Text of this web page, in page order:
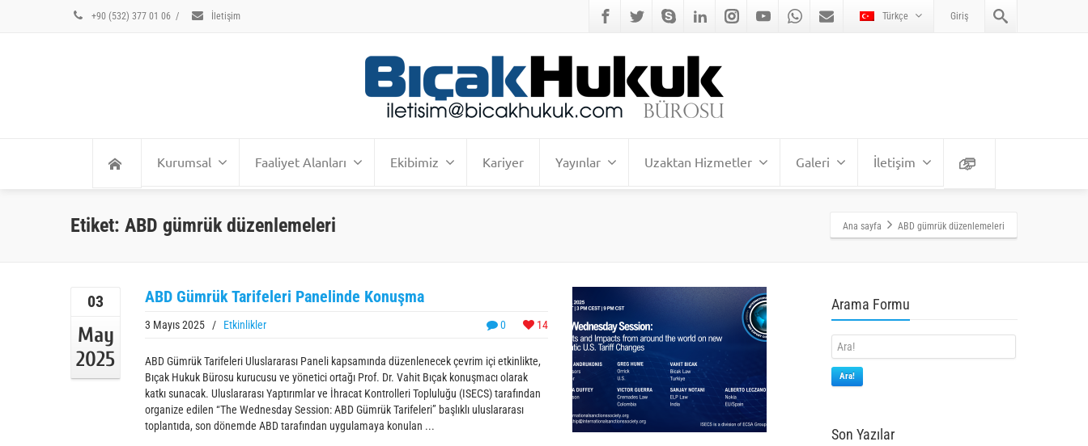
+90 (532) 377 01 06 / İletişim Türkçe Giriş
Kurumsal Faaliyet Alanları Ekibimiz Kariyer Yayınlar Uzaktan Hizmetler Galeri İletişim
Etiket: ABD gümrük düzenlemeleri Ana sayfa ABD gümrük düzenlemeleri
03
May
2025
ABD Gümrük Tarifeleri Panelinde Konuşma
0 14
3 Mayıs 2025 / Etkinlikler
ABD Gümrük Tarifeleri Uluslararası Paneli kapsamında düzenlenecek çevrim içi etkinlikte,
Bıçak Hukuk Bürosu kurucusu ve yönetici ortağı Prof. Dr. Vahit Bıçak konuşmacı olarak
katkı sunacak. Uluslararası Yaptırımlar ve İhracat Kontrolleri Topluluğu (ISECS) tarafından
organize edilen “The Wednesday Session: ABD Gümrük Tarifeleri” başlıklı uluslararası
toplantıda, son dönemde ABD tarafından uygulamaya konulan ...
Arama Formu
Ara!
Son Yazılar